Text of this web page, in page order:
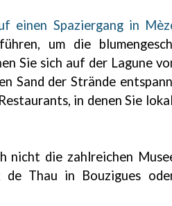
einen Spaziergang in
um die
Sie sich auf der Lagune
Sand der Strände
in denen Sie
nicht die zahlreichen
de Thau in Bouzigues